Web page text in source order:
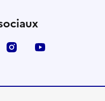
LinkedIn Instagram